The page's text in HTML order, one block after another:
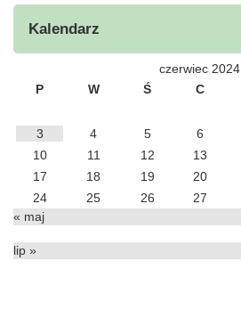
Kalendarz
czerwiec 2024
P
W Ś C
3
4 5 6
10
11 12 13
17
18 19 20
24
25 26 27
« maj
lip »